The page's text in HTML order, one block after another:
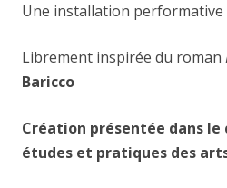
Une installation performative
Librement inspirée du roman
Baricco
Création présentée dans le
études et pratiques des